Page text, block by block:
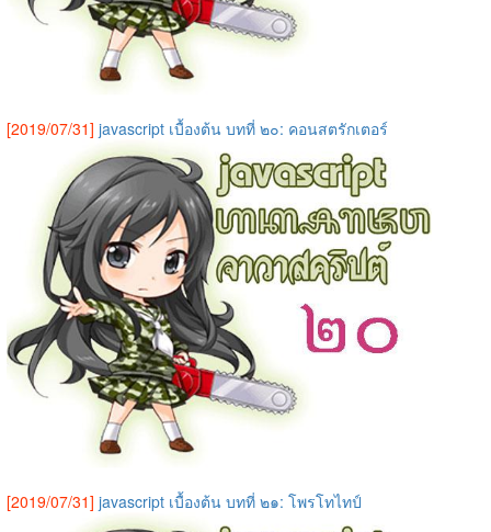
[2019/07/31] javascript เบื้องต้น บทที่ ๒๐: คอนสตรักเตอร์
[2019/07/31] javascript เบื้องต้น บทที่ ๒๑: โพรโทไทป์